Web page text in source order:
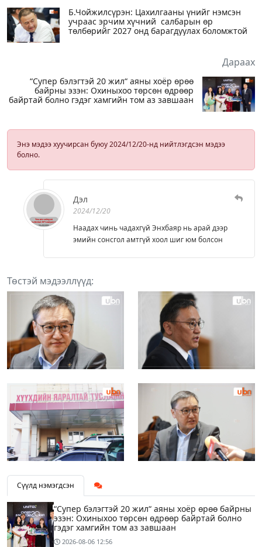
Б.Чойжилсүрэн: Цахилгааны үнийг нэмсэн
учраас эрчим хүчний салбарын өр
төлбөрийг 2027 онд барагдуулах боломжтой
Дараах
“Супер бэлэгтэй 20 жил“ аяны хоёр өрөө
байрны эзэн: Охиныхоо төрсөн өдрөөр
байртай болно гэдэг хамгийн том аз завшаан
Энэ мэдээ хуучирсан буюу 2024/12/20-нд нийтлэгдсэн мэдээ
болно.
Дэл
2024/12/20
Наадах чинь чадахгүй Энхбаяр нь арай дээр
эмийн сонсгол амтгүй хоол шиг юм болсон
Төстэй мэдээллүүд:
Сүүлд нэмэгдсэн
“Супер бэлэгтэй 20 жил“ аяны хоёр өрөө байрны
эзэн: Охиныхоо төрсөн өдрөөр байртай болно
гэдэг хамгийн том аз завшаан
2026-08-06 12:56